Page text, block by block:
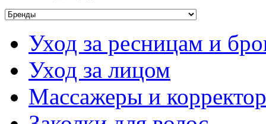
Уход за ресницам и
Уход за лицом
Массажеры и